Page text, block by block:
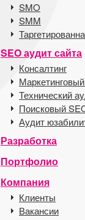
SMO
SMM
SEO аудит сайта
Консалтинг
Технический
Поисковый
Аудит
Разработка
Портфолио
Компания
Клиенты
Вакансии